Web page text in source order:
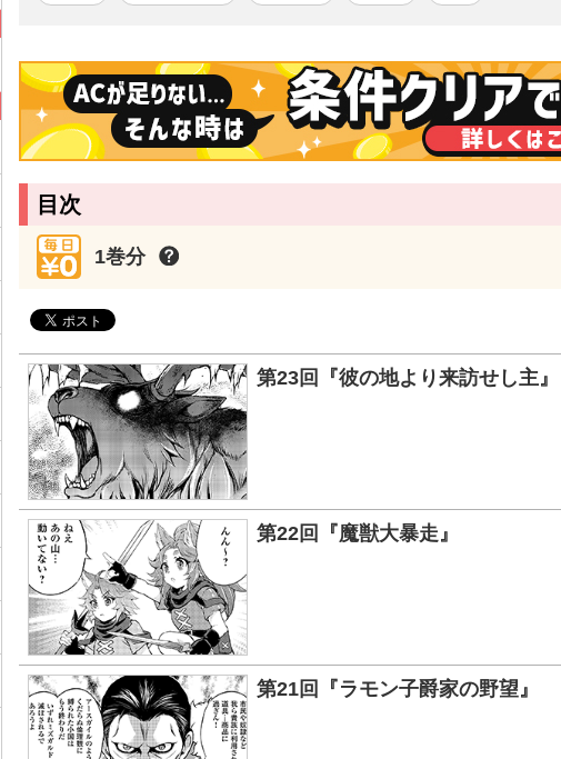
長崎県出身。
「あやかしよりまし」で商業デビュー。
「アテナ様は処女神」で雑誌デビューを果たしたのち、
ガールズ＆パンツァーのコミカライズ「戦車道ノススメ」（メディアファ
看護師の妻（ゆつき）との共作「ナースゆつきの怪奇な日常」（飛鳥新社
コミカライズ版「お人好し職人のぶらり異世界旅」（アルファポリス刊、
ぽん/原作
2020年3月より、アルファポリスのWebサイトにて『拾ったものは大切に
転移物語～』の連載を開始。多くの読者人気を集め、改稿を経て2023年に
ェオレに至福を感じる。
目次
1巻分
第23回『彼の地より来訪せし主』
第22回『魔獣大暴走』
第21回『ラモン子爵家の野望』